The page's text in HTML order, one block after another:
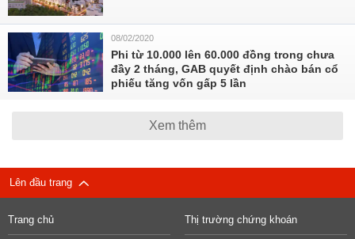
08/02/2020
Phi từ 10.000 lên 60.000 đồng trong chưa
đầy 2 tháng, GAB quyết định chào bán cổ
phiếu tăng vốn gấp 5 lần
Xem thêm
Lên đầu trang
Trang chủ Thị trường chứng khoán